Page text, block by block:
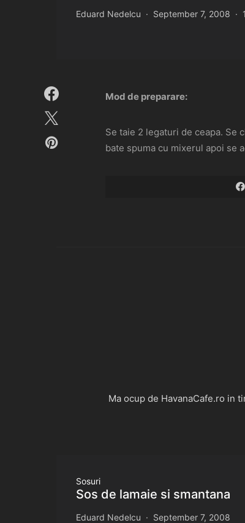
Eduard Nedelcu September 7, 2008
Mod de preparare:
Se taie 2 legaturi de ceapa. Se
bate spuma cu mixerul apoi se
Ma ocup de HavanaCafe.ro in
Sosuri
Sos de lamaie si smantana
Eduard Nedelcu September 7, 2008